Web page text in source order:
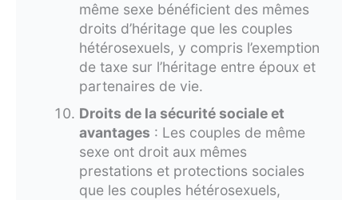
même sexe bénéficient des mêmes
droits d’héritage que les couples
hétérosexuels, y compris l’exemption
de taxe sur l’héritage entre époux et
partenaires de vie.
Droits de la sécurité sociale et
avantages : Les couples de même
sexe ont droit aux mêmes
prestations et protections sociales
que les couples hétérosexuels,